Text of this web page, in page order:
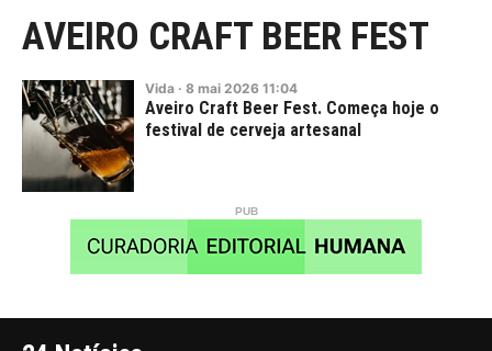
AVEIRO CRAFT BEER FEST
Vida · 8 mai 2026 11:04
Aveiro Craft Beer Fest. Começa hoje o
festival de cerveja artesanal